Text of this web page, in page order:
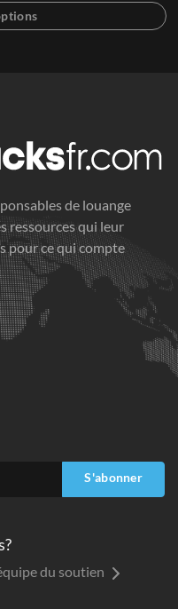
de louange
ressources qui leur
pour ce qui compte
S'abonner
du soutien